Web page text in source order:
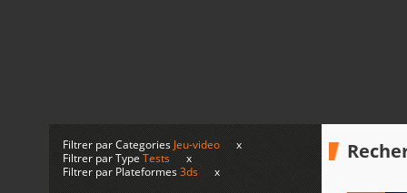
Filtrer par Categories Jeu-video
x
Filtrer par TypeTests
x
Filtrer par Plateformes3ds x